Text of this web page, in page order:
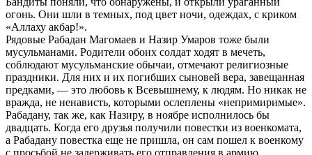
огонь. Они шли в темных, под цвет ночи, одеждах, с криком
«Аллаху акбар!».
Рядовые Рабадан Магомаев и Назир Умаров тоже были
мусульманами. Родители обоих солдат ходят в мечеть,
соблюдают мусульманские обычаи, отмечают религиозные
праздники. Для них и их погибших сыновей вера, завещанная
предками, — это любовь к Всевышнему, к людям. Но никак не
вражда, не ненависть, которыми ослеплены «непримиримые».
Рабадану, так же, как Назиру, в ноябре исполнилось бы
двадцать. Когда его друзья получили повестки из военкомата,
а Рабадану повестка еще не пришла, он сам пошел к военкому
с просьбой не задерживать его отправления в армию.